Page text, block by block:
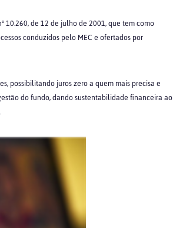
10.260, de 12 de julho de 2001, que tem como
conduzidos pelo MEC e ofertados por
possibilitando juros zero a quem mais precisa e
do fundo, dando sustentabilidade financeira ao